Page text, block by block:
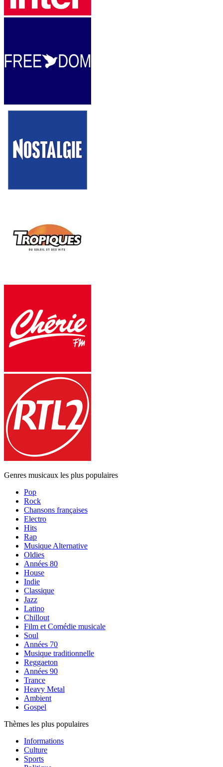
Genres musicaux les plus populaires
Pop
Rock
Chansons françaises
Electro
Hits
Rap
Musique Alternative
Oldies
Années 80
House
Indie
Classique
Jazz
Latino
Chillout
Film et Comédie musicale
Soul
Années 70
Musique traditionnelle
Reggaeton
Années 90
Trance
Heavy Metal
Ambient
Gospel
Thèmes les plus populaires
Informations
Culture
Sports